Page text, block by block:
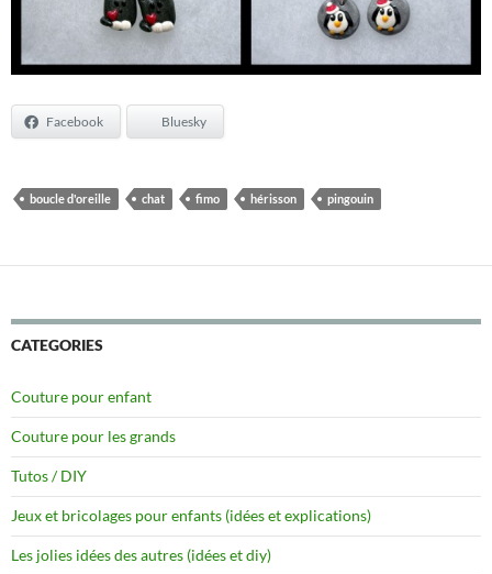
Facebook Bluesky
boucle d'oreille chat fimo hérisson pingouin
CATEGORIES
Couture pour enfant
Couture pour les grands
Tutos / DIY
Jeux et bricolages pour enfants (idées et explications)
Les jolies idées des autres (idées et diy)